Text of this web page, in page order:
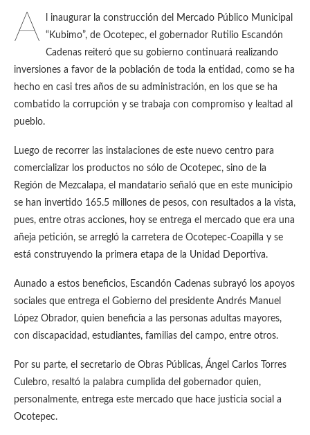
A
l inaugurar la construcción del Mercado Público Municipal
“Kubimo”, de Ocotepec, el gobernador Rutilio Escandón
Cadenas reiteró que su gobierno continuará realizando
inversiones a favor de la población de toda la entidad, como se ha
hecho en casi tres años de su administración, en los que se ha
combatido la corrupción y se trabaja con compromiso y lealtad al
pueblo.
Luego de recorrer las instalaciones de este nuevo centro para
comercializar los productos no sólo de Ocotepec, sino de la
Región de Mezcalapa, el mandatario señaló que en este municipio
se han invertido 165.5 millones de pesos, con resultados a la vista,
pues, entre otras acciones, hoy se entrega el mercado que era una
añeja petición, se arregló la carretera de Ocotepec-Coapilla y se
está construyendo la primera etapa de la Unidad Deportiva.
Aunado a estos beneficios, Escandón Cadenas subrayó los apoyos
sociales que entrega el Gobierno del presidente Andrés Manuel
López Obrador, quien beneficia a las personas adultas mayores,
con discapacidad, estudiantes, familias del campo, entre otros.
Por su parte, el secretario de Obras Públicas, Ángel Carlos Torres
Culebro, resaltó la palabra cumplida del gobernador quien,
personalmente, entrega este mercado que hace justicia social a
Ocotepec.